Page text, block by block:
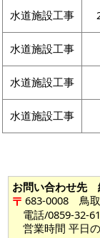
水道施設工事
水道施設工事
水道施設工事
水道施設工事
お問い合わせ先
683-0008 鳥
電話/0859-32-
営業時間 平日